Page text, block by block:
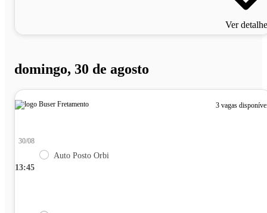
Ver
domingo, 30 de agosto
3 vagas
13:45
30/08
Auto Posto Orbi